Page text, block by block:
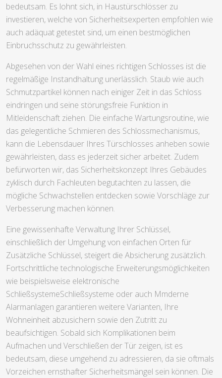
bedeutsam. Es lohnt sich, in Haustürschlösser zu
investieren, welche von Sicherheitsexperten empfohlen wie
auch adäquat getestet sind, um einen bestmöglichen
Einbruchsschutz zu gewährleisten.
Abgesehen von der Wahl eines richtigen Schlosses ist die
regelmäßige Instandhaltung unerlässlich. Staub wie auch
Schmutzpartikel können nach einiger Zeit in das Schloss
eindringen und seine störungsfreie Funktion in
Mitleidenschaft ziehen. Die einfache Wartungsroutine, wie
das gelegentliche Schmieren des Schlossmechanismus,
kann die Lebensdauer Ihres Türschlosses anheben sowie
gewährleisten, dass es jederzeit sicher arbeitet. Zudem
befürworten wir, das Sicherheitskonzept Ihres Gebäudes
zyklisch durch Fachleuten begutachten zu lassen, die
mögliche Schwachstellen entdecken sowie Vorschläge zur
Verbesserung machen können.
Eine gewissenhafte Verwaltung Ihrer Schlüssel,
einschließlich der Umgehung von einfachen Orten für
Zusätzliche Schlüssel, steigert die Absicherung zusätzlich.
Fortschrittliche technologische Erweiterungsmöglichkeiten
wie beispielsweise elektronische
SchließsystemeSchließsysteme oder auch Mmderne
Alarmanlagen garantieren weitere Varianten, Ihre
Wohneinheit abzusichern sowie den Zutritt zu
beaufsichtigen. Sobald sich Komplikationen beim
Aufmachen und Verschließen der Tür zeigen, ist es
bedeutsam, diese umgehend zu adressieren, da sie oftmals
Vorzeichen ernsthafter Sicherheitsmängel sein können. Die